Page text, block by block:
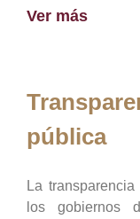
Ver más
pública
La
los gobiernos